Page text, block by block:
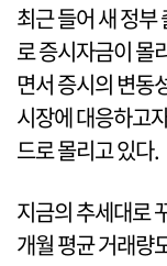
최근 들어 새 정
로 증시자금이 몰
면서 증시의 변동
시장에 대응하고
드로 몰리고 있다.
지금의 추세대로
개월 평균 거래량